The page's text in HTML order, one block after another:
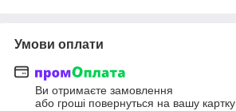
Умови оплати
Ви отримаєте замовлення
або гроші повернуться на вашу картку